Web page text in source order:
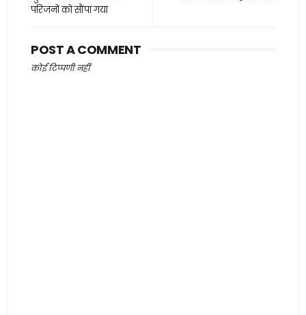
परिजनों को सौंपा गया
POST A COMMENT
कोई टिप्पणी नहीं